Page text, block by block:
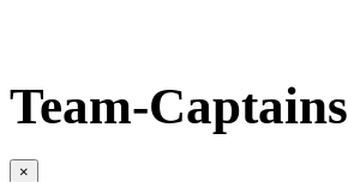
Team-Captains
×